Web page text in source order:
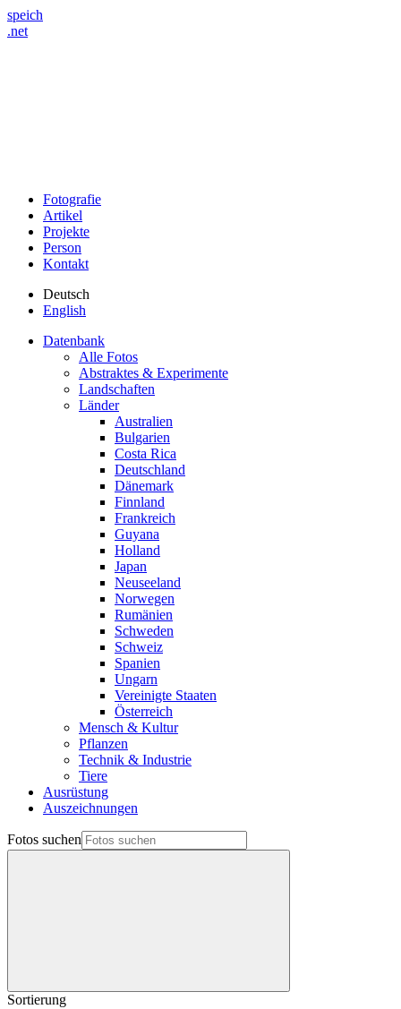
speich
.net
Fotografie
Artikel
Projekte
Person
Kontakt
Deutsch
English
Datenbank
Alle Fotos
Abstraktes & Experimente
Landschaften
Länder
Australien
Bulgarien
Costa Rica
Deutschland
Dänemark
Finnland
Frankreich
Guyana
Holland
Japan
Neuseeland
Norwegen
Rumänien
Schweden
Schweiz
Spanien
Ungarn
Vereinigte Staaten
Österreich
Mensch & Kultur
Pflanzen
Technik & Industrie
Tiere
Ausrüstung
Auszeichnungen
Fotos suchen
Sortierung